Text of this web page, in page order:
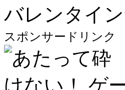
バレンタイ
スポンサードリンク